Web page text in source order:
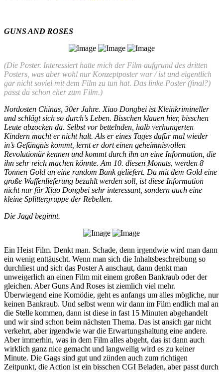
GUNS AND ROSES
(Die Poster. Interessiert hatte mich der Film aufgrund des dritten
Posters, was aber wohl nur Konzeptposter war / ist und eigentlich
gar nicht soviel mit dem Film zu tun hat. Das linke Poster (final?)
passt da schon eher zum Film.)
Nordosten Chinas, 30er Jahre. Xiao Dongbei ist Kleinkrimineller
und schlägt sich so durch’s Leben. Bisschen klauen hier, bisschen
Leute abzocken da. Selbst vor bettelnden, halb verhungerten
Kindern macht er nicht halt. Als er eines Tages dafür mal wieder
in’s Gefängnis kommt, lernt er dort einen geheimnisvollen
Revolutionär kennen und kommt durch ihn an eine Information, die
ihn sehr reich machen könnte. Am 10. diesen Monats, werden 8
Tonnen Gold an eine random Bank geliefert. Da mit dem Gold eine
große Waffenlieferung bezahlt werden soll, ist diese Information
nicht nur für Xiao Dongbei sehr interessant, sondern auch eine
kleine Splittergruppe der Rebellen.
Die Jagd beginnt.
Ein Heist Film. Denkt man. Schade, denn irgendwie wird man dann
ein wenig enttäuscht. Wenn man sich die Inhaltsbeschreibung so
durchliest und sich das Poster A anschaut, dann denkt man
unweigerlich an einen Film mit einem großen Bankraub oder der
gleichen. Aber Guns And Roses ist ziemlich viel mehr.
Überwiegend eine Komödie, geht es anfangs um alles mögliche, nur
keinen Bankraub. Und selbst wenn wir dann im Film endlich mal an
die Stelle kommen, dann ist diese in fast 15 Minuten abgehandelt
und wir sind schon beim nächsten Thema. Das ist ansich gar nicht
verkehrt, aber irgendwie war die Erwartungshaltung eine andere.
Aber immerhin, was in dem Film alles abgeht, das ist dann auch
wirklich ganz nice gemacht und langweilig wird es zu keiner
Minute. Die Gags sind gut und zünden auch zum richtigen
Zeitpunkt, die Action ist ein bisschen CGI Beladen, aber passt durch